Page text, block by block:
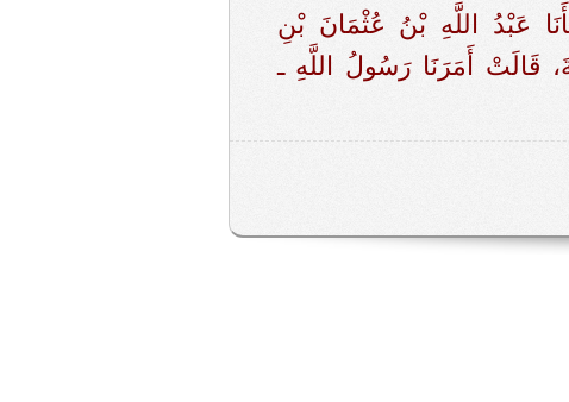
عَبْدُ اللَّهِ بْنُ عُثْمَانَ بْنِ
أَمَرَنَا رَسُولُ اللَّهِ ـ